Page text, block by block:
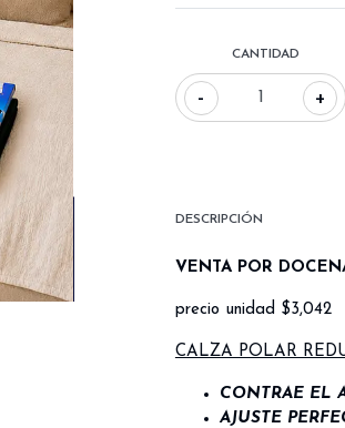
CANTIDAD
- +
DESCRIPCIÓN
VENTA POR
precio unidad $3,042
CALZA POLAR
CONTRAE EL
AJUSTE